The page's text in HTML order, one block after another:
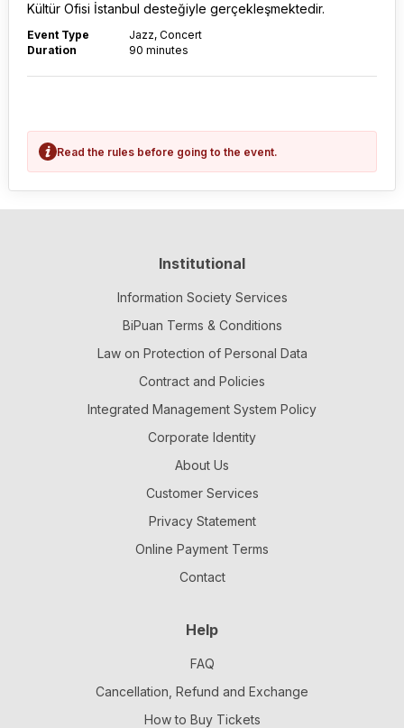
Kültür Ofisi İstanbul desteğiyle gerçekleşmektedir.
Event Type
Jazz, Concert
Duration
90 minutes
Read the rules before going to the event.
Institutional
Information Society Services
BiPuan Terms & Conditions
Law on Protection of Personal Data
Contract and Policies
Integrated Management System Policy
Corporate Identity
About Us
Customer Services
Privacy Statement
Online Payment Terms
Contact
Help
FAQ
Cancellation, Refund and Exchange
How to Buy Tickets